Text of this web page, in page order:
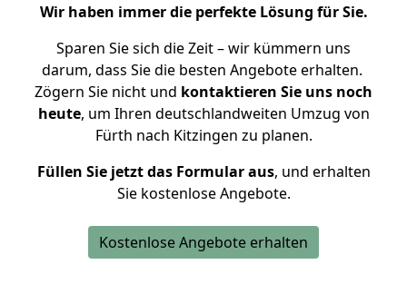
Wir haben immer die perfekte Lösung für Sie.
Sparen Sie sich die Zeit – wir kümmern uns
darum, dass Sie die besten Angebote erhalten.
Zögern Sie nicht und kontaktieren Sie uns noch
heute, um Ihren deutschlandweiten Umzug von
Fürth nach Kitzingen zu planen.
Füllen Sie jetzt das Formular aus, und erhalten
Sie kostenlose Angebote.
Kostenlose Angebote erhalten